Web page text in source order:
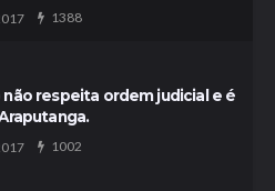
1388
respeita ordem judicial e é
1002